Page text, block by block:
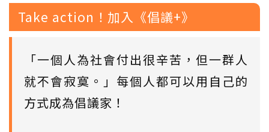
Take action！加入《倡議+》
「一個人為社會付出很辛苦，但一群人
就不會寂寞。」每個人都可以用自己的
方式成為倡議家！